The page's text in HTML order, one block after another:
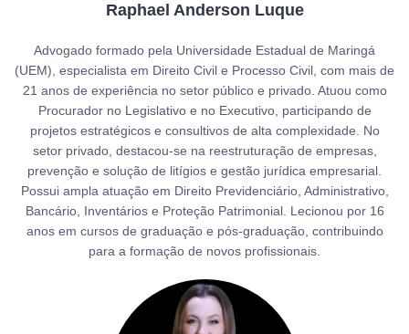
Raphael Anderson Luque
Advogado formado pela Universidade Estadual de Maringá
(UEM), especialista em Direito Civil e Processo Civil, com mais de
21 anos de experiência no setor público e privado. Atuou como
Procurador no Legislativo e no Executivo, participando de
projetos estratégicos e consultivos de alta complexidade. No
setor privado, destacou-se na reestruturação de empresas,
prevenção e solução de litígios e gestão jurídica empresarial.
Possui ampla atuação em Direito Previdenciário, Administrativo,
Bancário, Inventários e Proteção Patrimonial. Lecionou por 16
anos em cursos de graduação e pós-graduação, contribuindo
para a formação de novos profissionais.